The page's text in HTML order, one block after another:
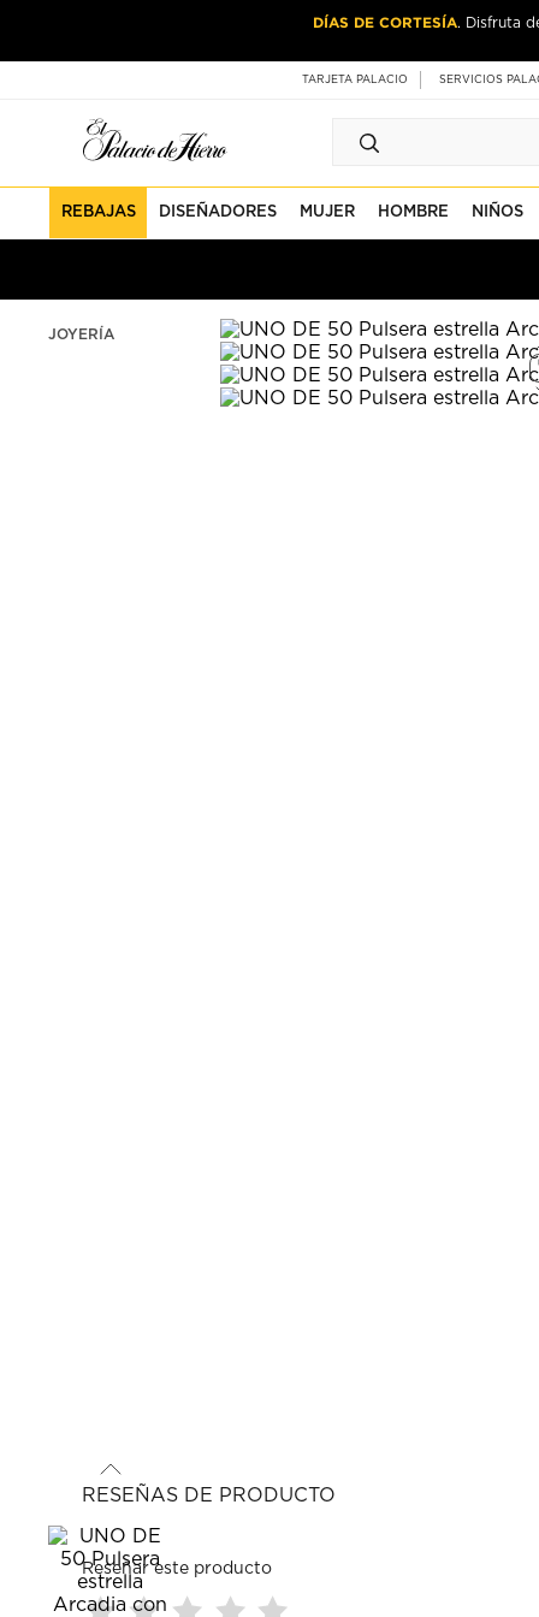
DÍAS DE CORTESÍA. Disfruta
TARJETA PALACIO SERVICIOS
REBAJAS DISEÑADORES MUJER HOMBRE NIÑOS
JOYERÍA
RESEÑAS DE PRODUCTO
Reseñar este producto